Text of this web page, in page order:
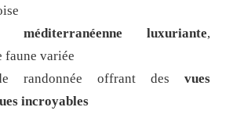
méditerranéenne luxuriante,
faune variée
randonnée offrant des vues
incroyables